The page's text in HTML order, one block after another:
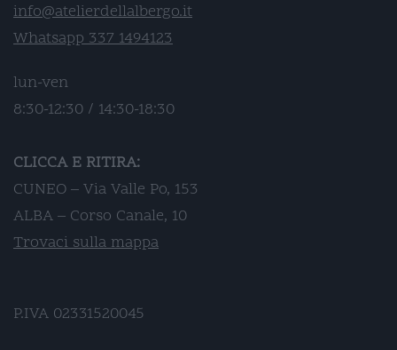
info@atelierdellalbergo.it
Whatsapp 337 1494123
lun-ven
8:30-12:30 / 14:30-18:30
CLICCA E RITIRA:
CUNEO – Via Valle Po, 153
ALBA – Corso Canale, 10
Trovaci sulla mappa
P.IVA 02331520045